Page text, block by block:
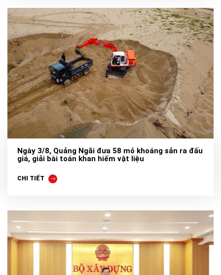
Ngày 3/8, Quảng Ngãi đưa 58 mỏ khoáng sản ra đấu
giá, giải bài toán khan hiếm vật liệu
CHI TIẾT